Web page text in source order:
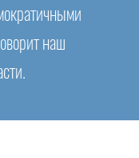
наш